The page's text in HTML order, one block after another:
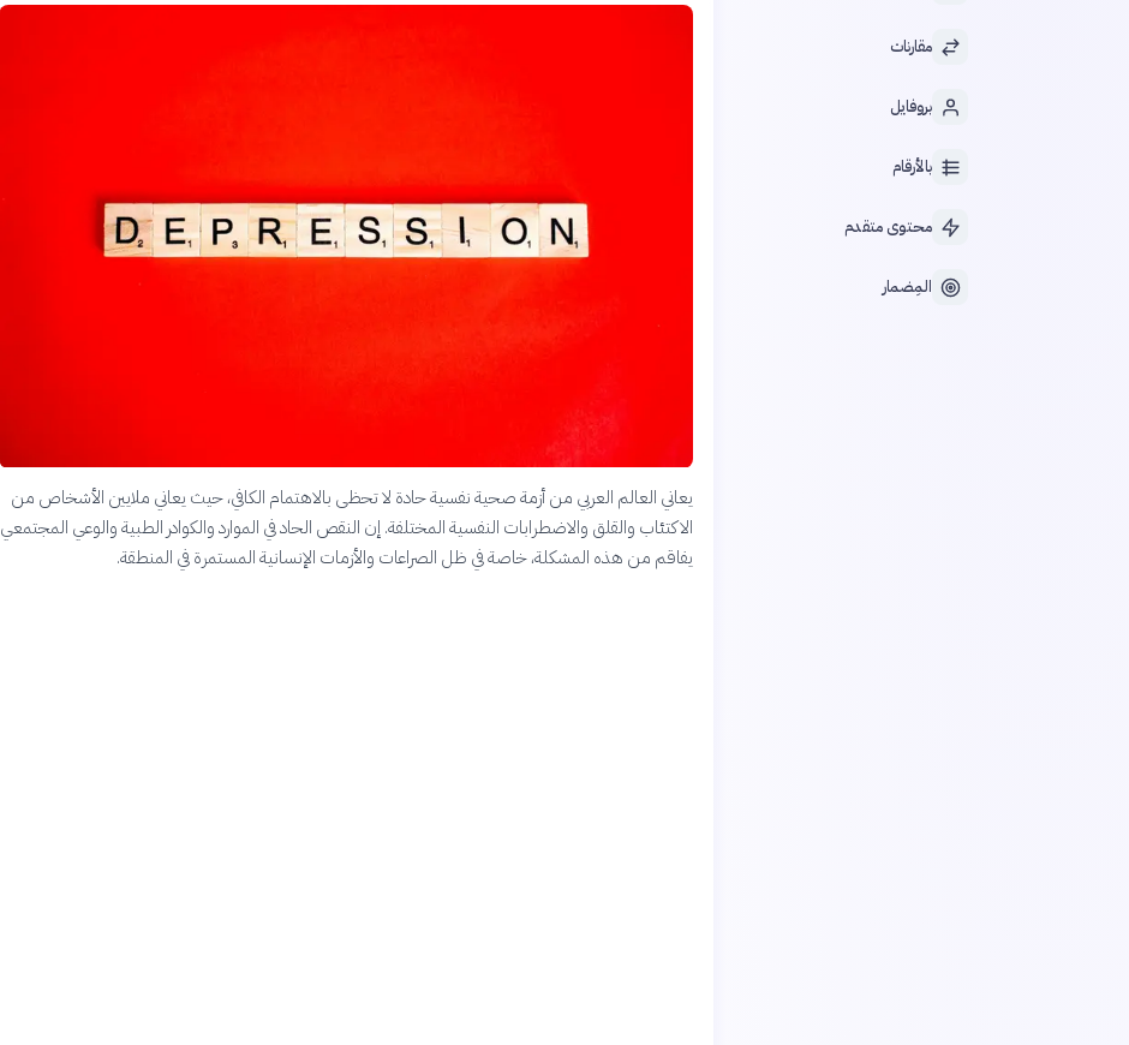
مقارنات
بروفايل
بالأرقام
محتوى متقدم
المِضمار
يعاني العالم العربي من أزمة صحية نفسية حادة لا تحظى بالاهتمام الكافي، حيث يعاني ملايين الأشخاص من
الاكتئاب والقلق والاضطرابات النفسية المختلفة. إن النقص الحاد في الموارد والكوادر الطبية والوعي المجتمعي
يفاقم من هذه المشكلة، خاصة في ظل الصراعات والأزمات الإنسانية المستمرة في المنطقة.